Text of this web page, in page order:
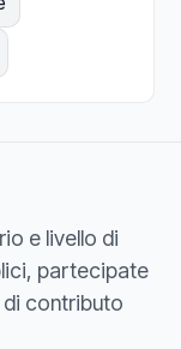
e livello di
partecipate
contributo